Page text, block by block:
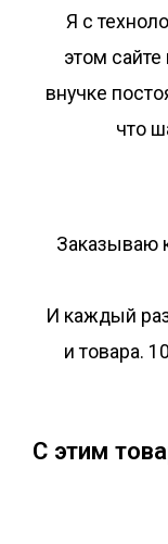
Я с
этом сайте
внучке
что
Заказываю
И каждый
и товара.
С этим